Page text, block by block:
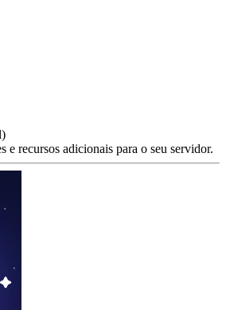
e recursos adicionais para o seu servidor.